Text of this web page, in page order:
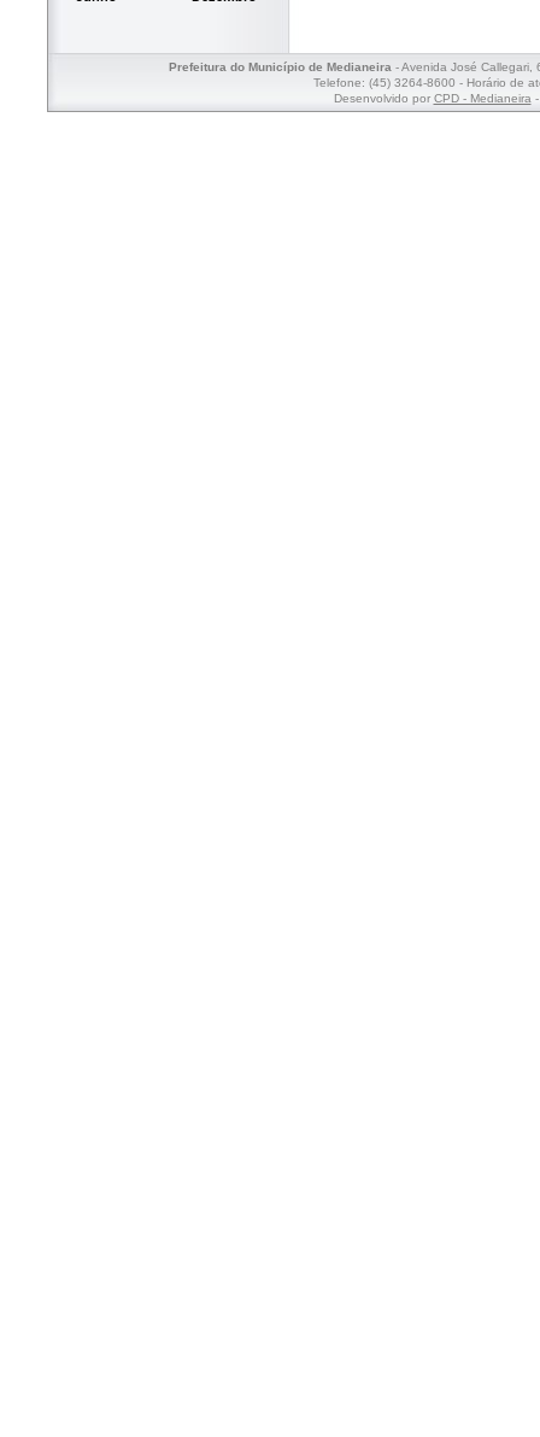
Prefeitura do Município de Medianeira- Avenida José Callegari,
Telefone: (45) 3264-8600 - Horário de
Desenvolvido por CPD - Medianeira-